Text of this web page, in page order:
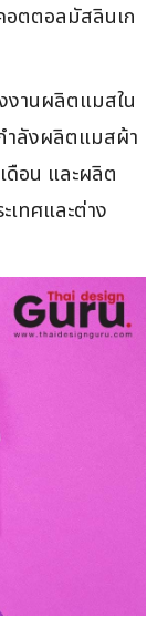
อตตอลมัสลินเก
งานผลิตแมสใน
ำลังผลิตแมสผ้า
อน และผลิต
เทศและต่าง